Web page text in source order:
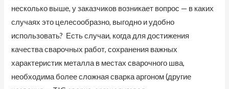
несколько выше, у заказчиков возникает вопрос — в каких
случаях это целесообразно, выгодно и удобно
использовать? Есть случаи, когда для достижения
качества сварочных работ, сохранения важных
характеристик металла в местах сварочного шва,
необходима более сложная сварка аргоном (другие